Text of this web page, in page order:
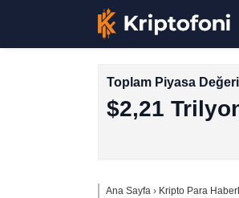
Toplam Piyasa Değeri
$2,21
Ana Sayfa › Kripto Para